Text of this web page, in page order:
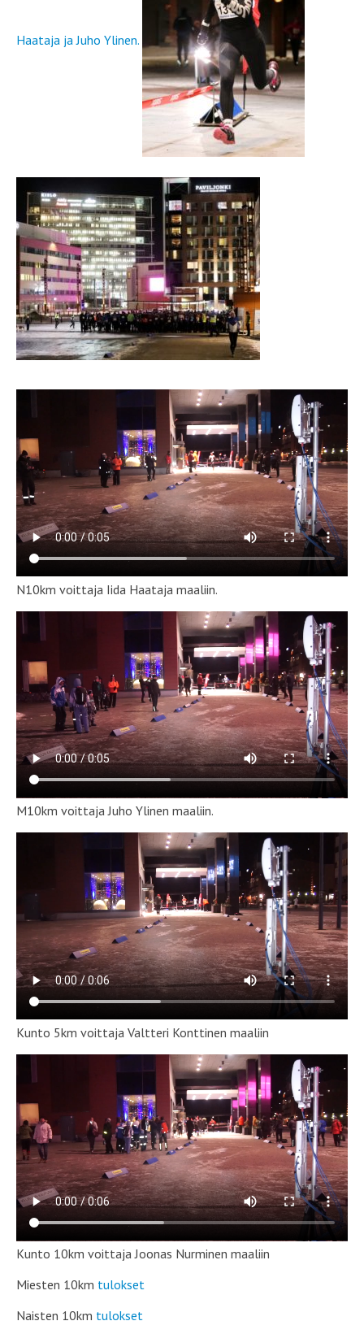
Haataja ja Juho Ylinen.
N10km voittaja Iida Haataja maaliin.
M10km voittaja Juho Ylinen maaliin.
Kunto 5km voittaja Valtteri Konttinen maaliin
Kunto 10km voittaja Joonas Nurminen maaliin
Miesten 10km tulokset
Naisten 10km tulokset